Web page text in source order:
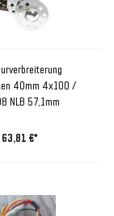
40mm 4x100 /
NLB 57,1mm
63,81 €*